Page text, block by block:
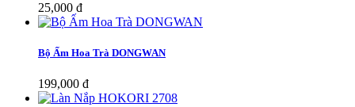
25,000 đ
Bộ Ấm Hoa Trà DONGWAN
199,000 đ